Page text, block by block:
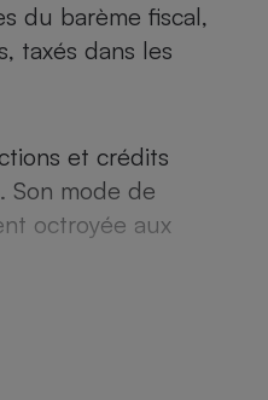
du barème fiscal,
taxés dans les
et crédits
Son mode de
octroyée aux